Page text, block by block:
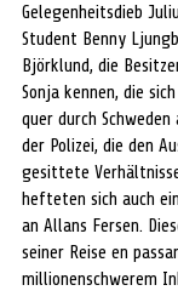
Gelegenheitsdieb
Student Benny
Björklund, die
Sonja kennen, die
quer durch Schweden
der Polizei, die den
gesittete
hefteten sich auch
an Allans Fersen.
seiner Reise en
millionenschwerem